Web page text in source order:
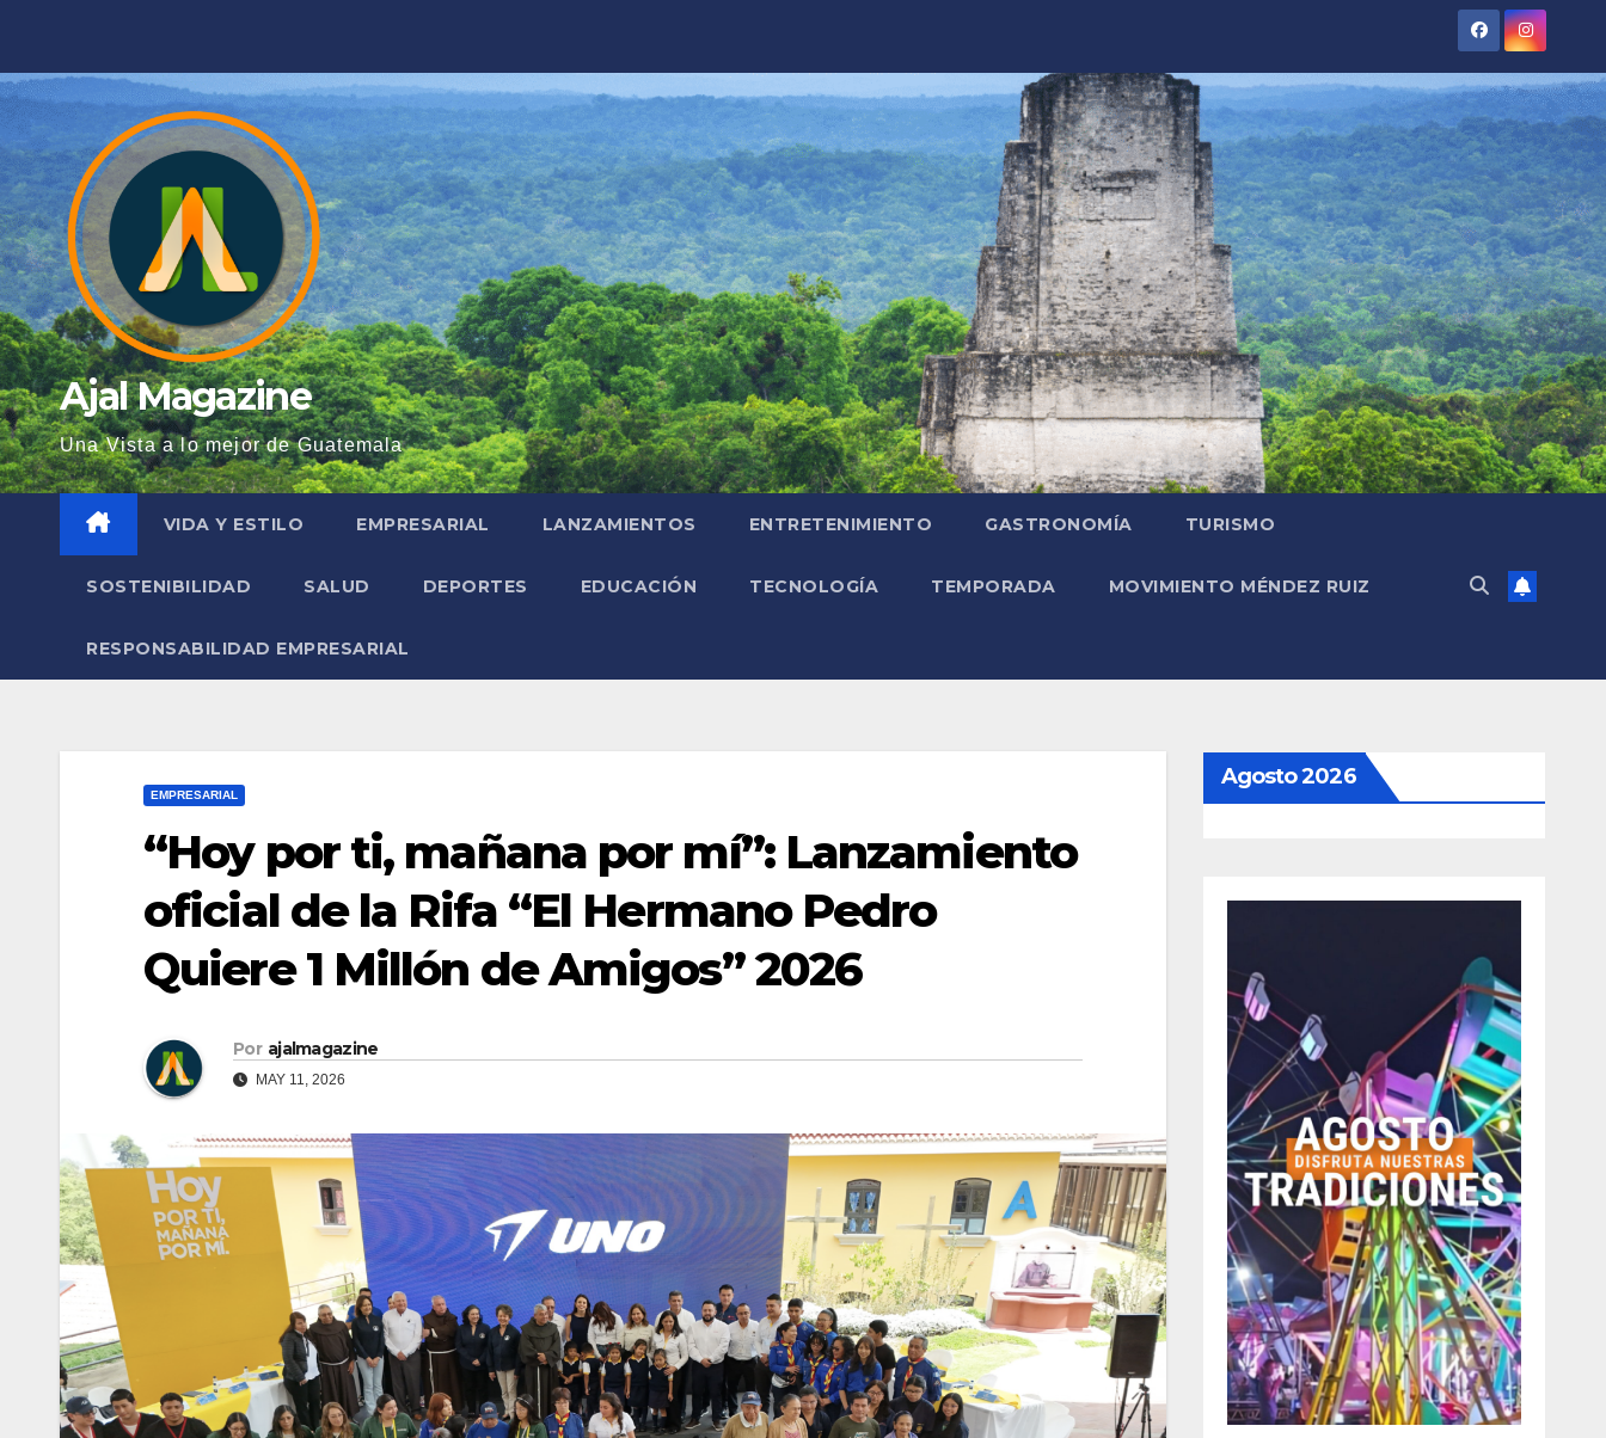
contenido
Ajal Magazine
Una Vista a lo mejor de Guatemala
VIDA Y ESTILO EMPRESARIAL LANZAMIENTOS ENTRETENIMIENTO GASTRONOMÍA TURISMO
SOSTENIBILIDAD SALUD DEPORTES EDUCACIÓN TECNOLOGÍA TEMPORADA MOVIMIENTO MÉNDEZ RUIZ
RESPONSABILIDAD EMPRESARIAL
EMPRESARIAL
“Hoy por ti, mañana por mí”: Lanzamiento
oficial de la Rifa “El Hermano Pedro
Quiere 1 Millón de Amigos” 2026
Por ajalmagazine
MAY 11, 2026
Agosto 2026